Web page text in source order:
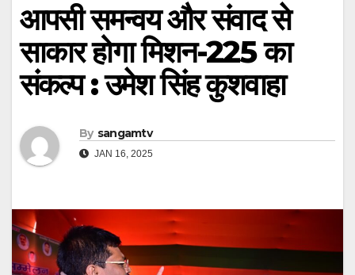
आपसी समन्वय और संवाद से
साकार होगा मिशन-225 का
संकल्प : उमेश सिंह कुशवाहा
By sangamtv
JAN 16, 2025